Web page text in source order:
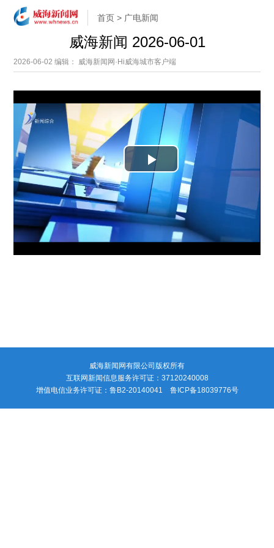
首页 > 广电新闻
威海新闻 2026-06-01
2026-06-02编辑： 威海新闻网·Hi威海城市客户端
P
l
a
y
e
o
威海新闻网有限公司版权所有
互联网新闻信息服务许可证：37120240008
增值电信业务许可证：鲁B2-20140041 鲁ICP备18039776号